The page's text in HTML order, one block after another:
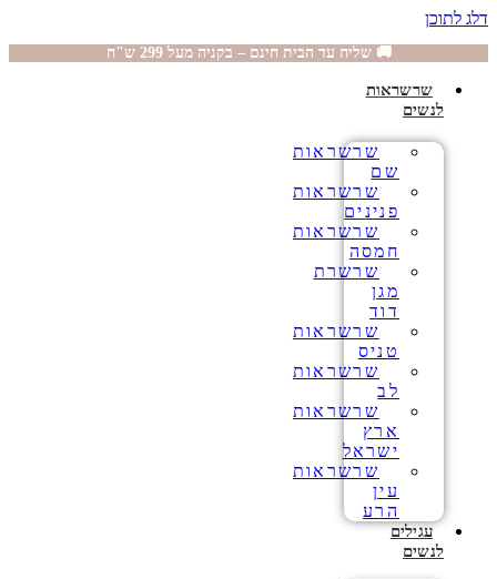
דלג לתוכן
🚚 שליח עד הבית חינם – בקניה מעל 299 ש"ח
שרשראות
לנשים
שרשראות
שם
שרשראות
פנינים
שרשראות
חמסה
שרשרת
מגן
דוד
שרשראות
טניס
שרשראות
לב
שרשראות
ארץ
ישראל
שרשראות
עין
הרע
עגילים
לנשים